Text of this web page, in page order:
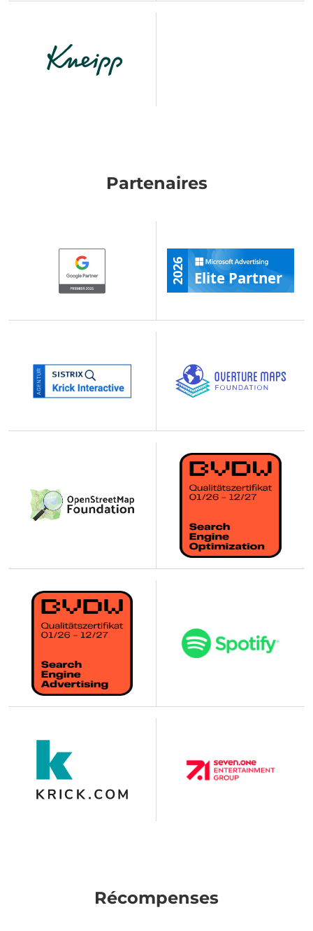
Partenaires
Récompenses